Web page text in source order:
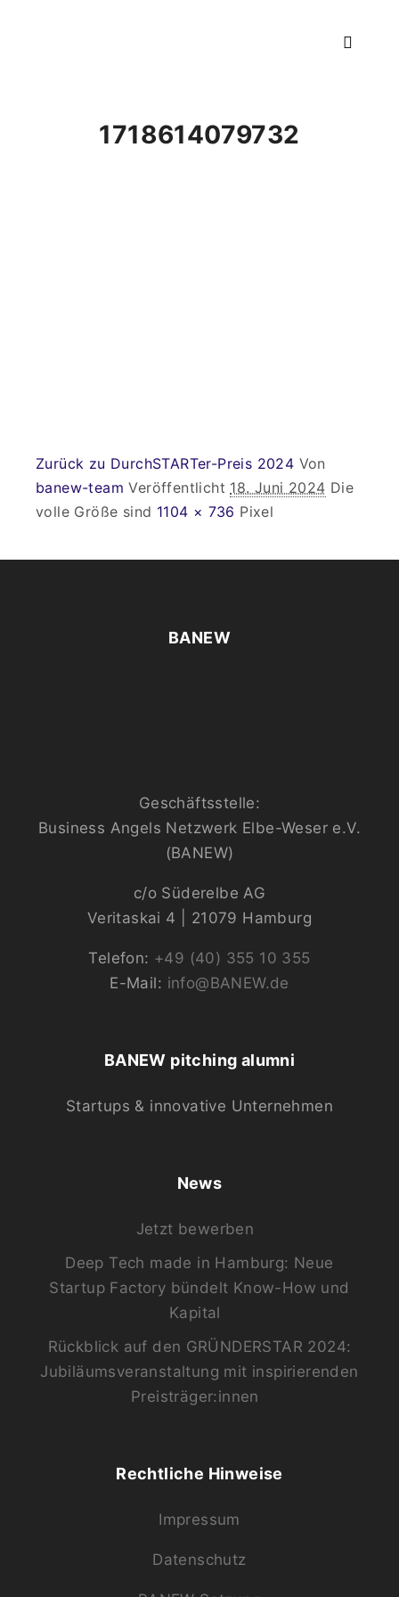
1718614079732
Zurück zu DurchSTARTer-Preis 2024 Von
banew-team Veröffentlicht 18. Juni 2024 Die
volle Größe sind 1104 × 736 Pixel
BANEW
Geschäftsstelle:
Business Angels Netzwerk Elbe-Weser e.V.
(BANEW)
c/o Süderelbe AG
Veritaskai 4 | 21079 Hamburg
Telefon: +49 (40) 355 10 355
E-Mail: info@BANEW.de
BANEW pitching alumni
Startups & innovative Unternehmen
News
Jetzt bewerben
Deep Tech made in Hamburg: Neue
Startup Factory bündelt Know-How und
Kapital
Rückblick auf den GRÜNDERSTAR 2024:
Jubiläumsveranstaltung mit inspirierenden
Preisträger:innen
Rechtliche Hinweise
Impressum
Datenschutz